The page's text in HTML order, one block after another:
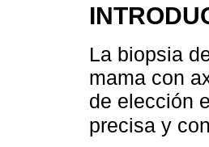
La biopsia
mama con
de elección
precisa y